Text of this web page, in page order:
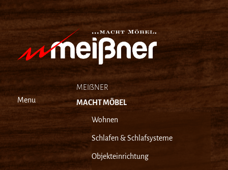
Menu
MEIẞNER
MACHT MÖBEL
Wohnen
Schlafen & Schlafsysteme
Objekteinrichtung